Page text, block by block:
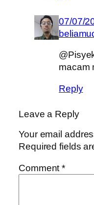
07/07/
macam
Reply
Leave a Reply
Your email
Required fields
Comment*